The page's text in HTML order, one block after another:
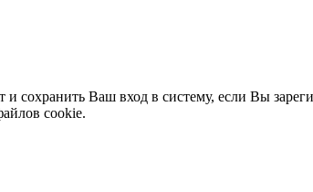
сохранить Ваш вход в систему, если Вы
cookie.